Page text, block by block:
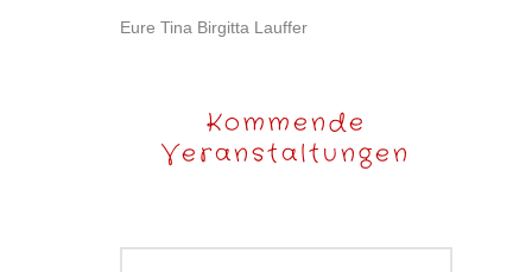
Eure Tina Birgitta Lauffer
Kommende
Veranstaltungen